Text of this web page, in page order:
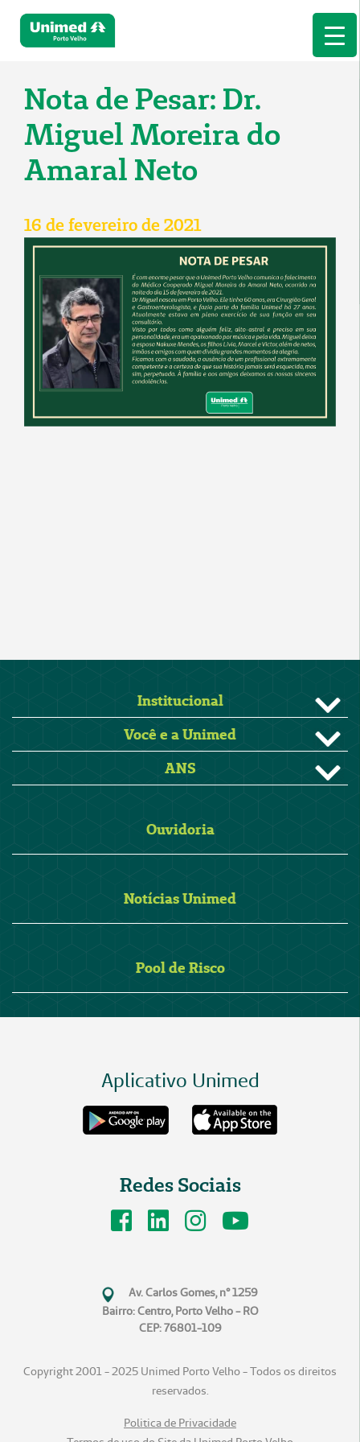
Nota de Pesar: Dr.
Miguel Moreira do
Amaral Neto
16 de fevereiro de 2021
Institucional
Você e a Unimed
ANS
Ouvidoria
Notícias Unimed
Pool de Risco
Aplicativo Unimed
Redes Sociais
Av. Carlos Gomes, n° 1259
Bairro: Centro, Porto Velho - RO
CEP: 76801-109
Copyright 2001 - 2025 Unimed Porto Velho - Todos os direitos
reservados.
Politica de Privacidade